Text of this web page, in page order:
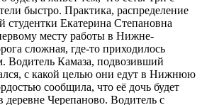
быстро. Практика, распределение
Екатерина Степановна
месту работы в Нижне-
сложная, где-то приходилось
Водитель Камаза, подвозивший
с какой целью они едут в Нижнюю
сообщила, что её дочь будет
деревне Черепаново. Водитель с